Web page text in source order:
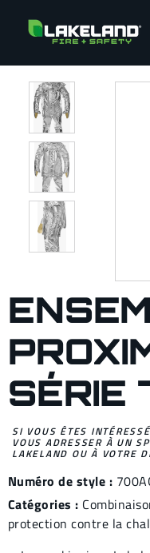
SÉRIE
SI VOUS ÊTES
VOUS ADRESSER À UN
LAKELAND OU À VOTRE
Numéro de style :
Catégories :
protection contre la